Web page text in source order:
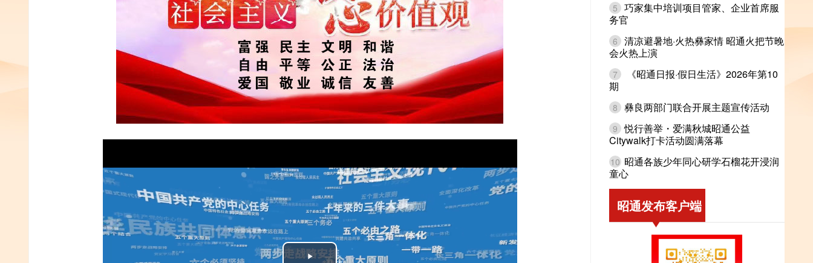
5 巧家集中培训项目管家、企业首席服
务官
6 清凉避暑地·火热彝家情 昭通火把节晚
会火热上演
7
《昭通日报·假日生活》2026年第10
期
8 彝良两部门联合开展主题宣传活动
9 悦行善举・爱满秋城昭通公益
Citywalk打卡活动圆满落幕
10 昭通各族少年同心研学石榴花开浸润
童心
昭通发布客户端